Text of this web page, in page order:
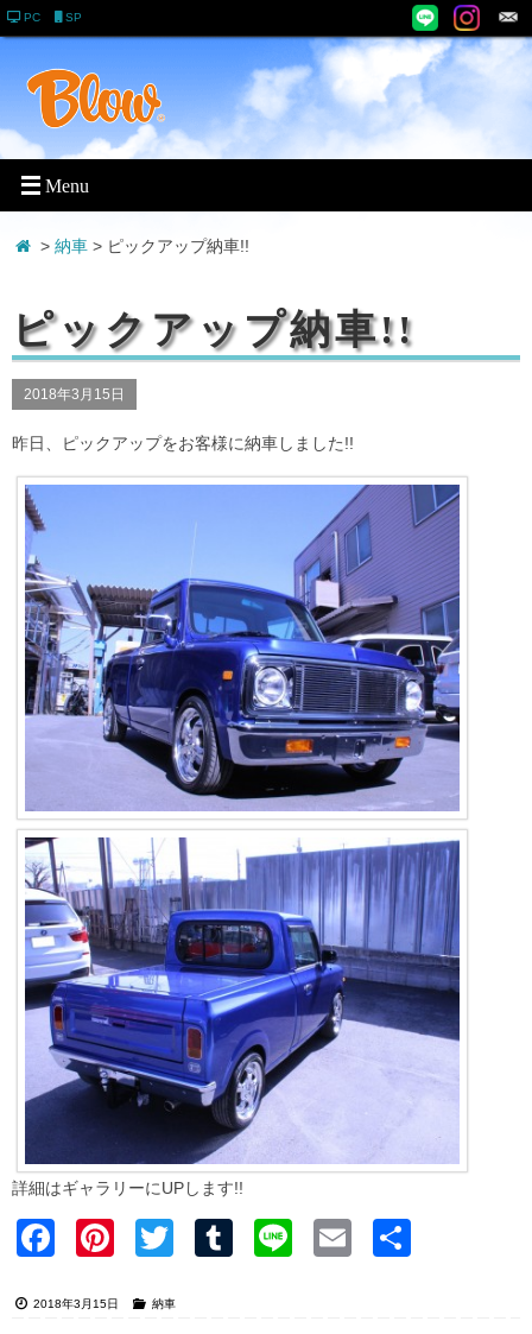
PC SP
> 納車> ピックアップ納車!!
ピックアップ納車!!
2018年3月15日
昨日、ピックアップをお客様に納車しました!!
詳細はギャラリーにUPします!!
Faceb Pinter Twitter Tumblr Line Email
2018年3月15日 納車